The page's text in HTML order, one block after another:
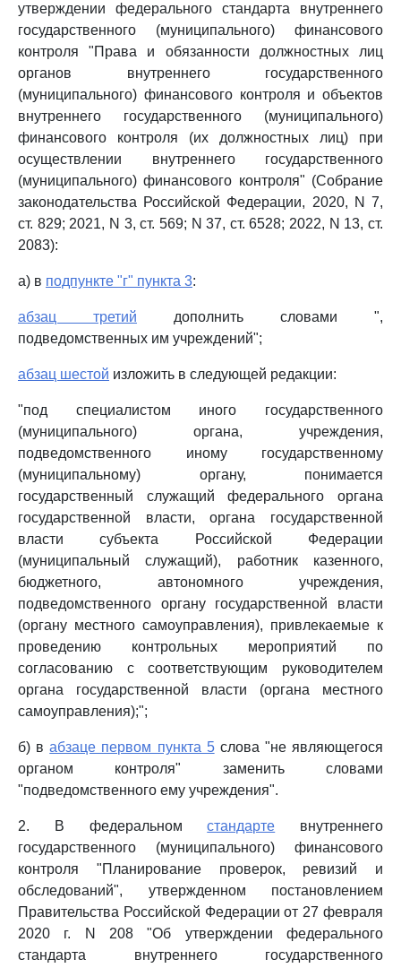
утверждении федерального стандарта внутреннего
государственного (муниципального) финансового
контроля "Права и обязанности должностных лиц
органов внутреннего государственного
(муниципального) финансового контроля и объектов
внутреннего государственного (муниципального)
финансового контроля (их должностных лиц) при
осуществлении внутреннего государственного
(муниципального) финансового контроля" (Собрание
законодательства Российской Федерации, 2020, N 7,
ст. 829; 2021, N 3, ст. 569; N 37, ст. 6528; 2022, N 13, ст.
2083):
а) в подпункте "г" пункта 3:
абзац третий дополнить словами ",
подведомственных им учреждений";
абзац шестой изложить в следующей редакции:
"под специалистом иного государственного
(муниципального) органа, учреждения,
подведомственного иному государственному
(муниципальному) органу, понимается
государственный служащий федерального органа
государственной власти, органа государственной
власти субъекта Российской Федерации
(муниципальный служащий), работник казенного,
бюджетного, автономного учреждения,
подведомственного органу государственной власти
(органу местного самоуправления), привлекаемые к
проведению контрольных мероприятий по
согласованию с соответствующим руководителем
органа государственной власти (органа местного
самоуправления);";
б) вабзаце первом пункта 5слова "не являющегося
органом контроля" заменить словами
"подведомственного ему учреждения".
2. В федеральномстандарте внутреннего
государственного (муниципального) финансового
контроля "Планирование проверок, ревизий и
обследований", утвержденном постановлением
Правительства Российской Федерации от 27 февраля
2020 г. N 208 "Об утверждении федерального
стандарта внутреннего государственного